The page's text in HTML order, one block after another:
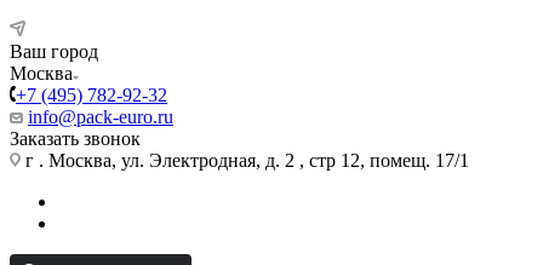
Ваш город
Москва
+7 (495) 782-92-32
info@pack-euro.ru
Заказать звонок
г . Москва, ул. Электродная, д. 2 , стр 12, помещ. 17/1